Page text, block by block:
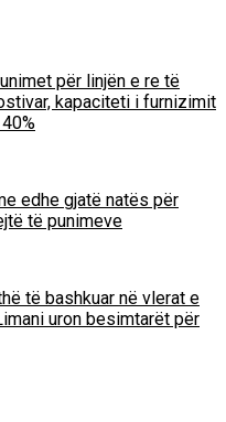
për linjën e re të
kapaciteti i furnizimit
edhe gjatë natës për
të punimeve
të bashkuar në vlerat e
uron besimtarët për